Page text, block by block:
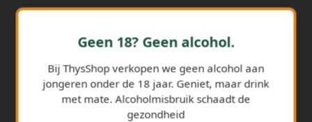
Geen 18? Geen alcohol.
Bij ThysShop verkopen we geen alcohol aan
jongeren onder de 18 jaar. Geniet, maar drink
met mate. Alcoholmisbruik schaadt de
gezondheid